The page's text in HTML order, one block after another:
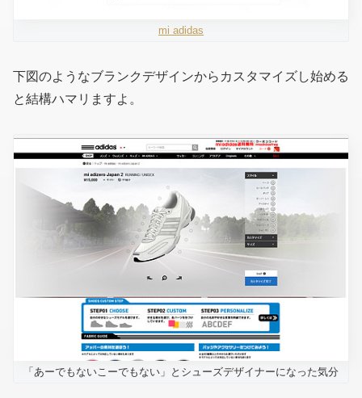
mi adidas
下図のようなブランクデザインからカスタマイズし始める
と結構ハマリますよ。
「あーでもないこーでもない」とシューズデザイナーになった気分